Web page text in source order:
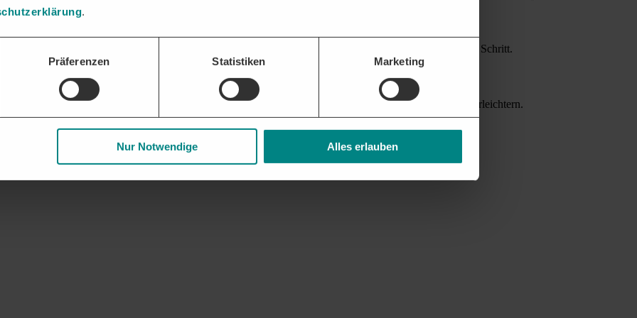
.
Präferenzen Statistiken Marketing
Nur Notwendige Alles erlauben
und Nachweise bündeln und fristgerecht einreichen – die DTAD Plattform unterstützt Sie bei jedem Schritt.
Geschäftsbeziehungen. Frühzeitige Updates zu auslaufenden Rahmenverträgen helfen die Akquise zu erleichtern.